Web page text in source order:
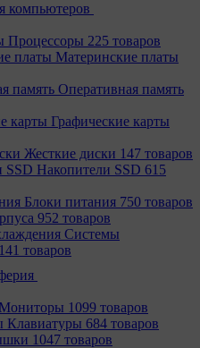
компьютеров
Процессоры 225 товаров
Материнcкие платы
Оперативная память
Графические карты
Жесткие диски 147 товаров
Накопители SSD 615
Блоки питания 750 товаров
952 товаров
Системы
товаров
Мониторы 1099 товаров
Клавиатуры 684 товаров
1047 товаров